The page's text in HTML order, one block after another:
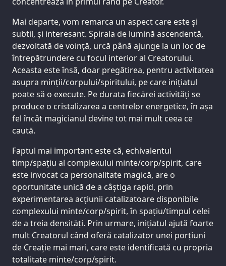
Mai departe, vom remarca un aspect care este și
subtil, și interesant. Spirala de lumină ascendentă,
dezvoltată de voință, urcă până ajunge la un loc de
întrepătrundere cu focul interior al Creatorului.
Aceasta este însă, doar pregătirea, pentru activitatea
asupra minții/corpului/spiritului, pe care inițiatul
poate să o execute. Pe durata fiecărei activități se
produce o cristalizarea a centrelor energetice, în așa
fel încât magicianul devine tot mai mult ceea ce
caută.
Faptul mai important este că, echivalentul
timp/spațiu al complexului minte/corp/spirit, care
este invocat ca personalitate magică, are o
oportunitate unică de a câștiga rapid, prin
experimentarea acțiunii catalizatoare disponibile
complexului minte/corp/spirit, în spațiu/timpul celei
de a treia densități. Prin urmare, inițiatul ajută foarte
mult Creatorul când oferă catalizator unei porțiuni
de Creație mai mari, care este identificată cu propria
totalitate minte/corp/spirit.